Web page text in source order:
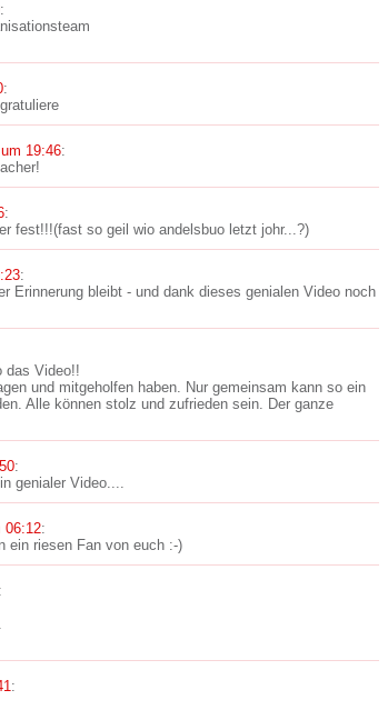
:
:
19:46:
:
fest!!!(fast so geil wio andelsbuo letzt johr...?)
:
Erinnerung bleibt - und dank dieses genialen Video noch
das Video!!
und mitgeholfen haben. Nur gemeinsam kann so ein
Alle können stolz und zufrieden sein. Der ganze
:
genialer Video....
06:12:
ein riesen Fan von euch :-)
:
: